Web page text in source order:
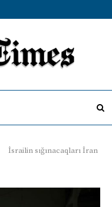
İsrailin sığınacaqları İran